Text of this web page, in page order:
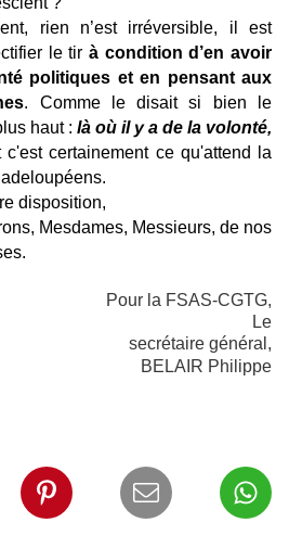
rien n’est irréversible, il est
le tir à condition d’en avoir
politiques et en pensant aux
. Comme le disait si bien le
haut : là où il y a de la volonté,
c'est certainement ce qu'attend la
disposition,
Mesdames, Messieurs, de nos
Pour la FSAS-CGTG,
secrétaire général,
BELAIR Philippe